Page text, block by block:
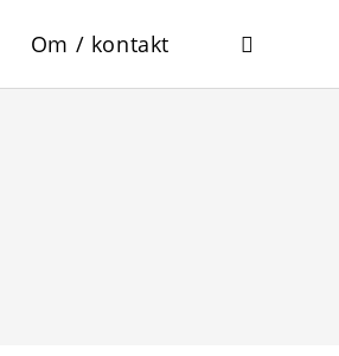
Om / kontakt Toggle